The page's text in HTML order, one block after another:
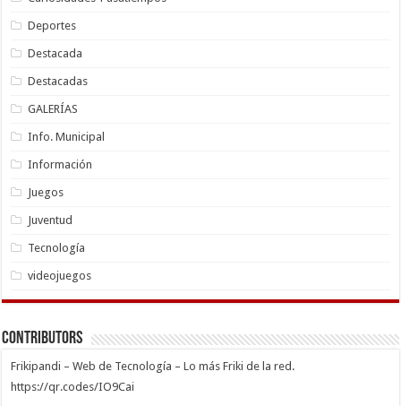
Deportes
Destacada
Destacadas
GALERÍAS
Info. Municipal
Información
Juegos
Juventud
Tecnología
videojuegos
Contributors
Frikipandi – Web de Tecnología – Lo más Friki de la red.
https://qr.codes/IO9Cai